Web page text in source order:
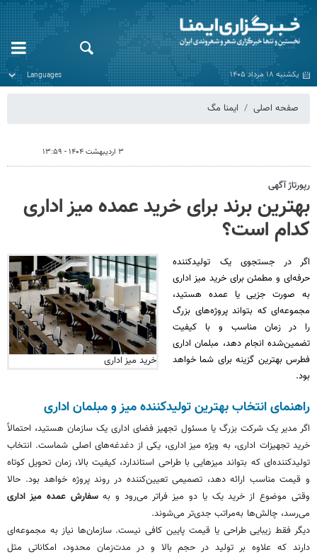
یکشنبه ۱۸ مرداد ۱۴۰۵
صفحه اصلی ایمنا مگ
۳ اردیبهشت ۱۴۰۴ - ۱۳:۵۹
رپورتاژ آگهی
بهترین برند برای خرید عمده میز اداری
کدام است؟
خرید میز اداری
اگر در جستجوی یک تولیدکننده
حرفه‌ای و مطمئن برای خرید میز اداری
به صورت جزیی یا عمده هستید،
مجموعه‌ای که بتواند پروژه‌های بزرگ
را در زمان مناسب و با کیفیت
تضمین‌شده انجام دهد، مبلمان اداری
فطرس بهترین گزینه برای شما خواهد
بود.
راهنمای انتخاب بهترین تولیدکننده میز و مبلمان اداری
اگر مدیر یک شرکت بزرگ یا مسئول تجهیز فضای اداری یک سازمان هستید، احتمالاً
خرید تجهیزات اداری، به ویژه میز اداری، یکی از دغدغه‌های اصلی شماست. انتخاب
تولیدکننده‌ای که بتواند میزهایی با طراحی استاندارد، کیفیت بالا، زمان تحویل کوتاه
و قیمت مناسب ارائه دهد، تصمیمی تعیین‌کننده در روند پروژه خواهد بود. حالا
وقتی موضوع از خرید یک یا دو میز فراتر می‌رود و بهسفارش عمده میز اداری
می‌رسد، چالش‌ها به‌مراتب جدی‌تر می‌شوند.
دیگر فقط زیبایی طراحی یا قیمت پایین کافی نیست. سازمان‌ها نیاز به مجموعه‌ای
دارند که علاوه بر تولید در حجم بالا و در مدت‌زمان محدود، امکاناتی مثل